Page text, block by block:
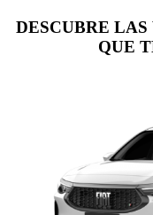
DESCUBRE
QUE